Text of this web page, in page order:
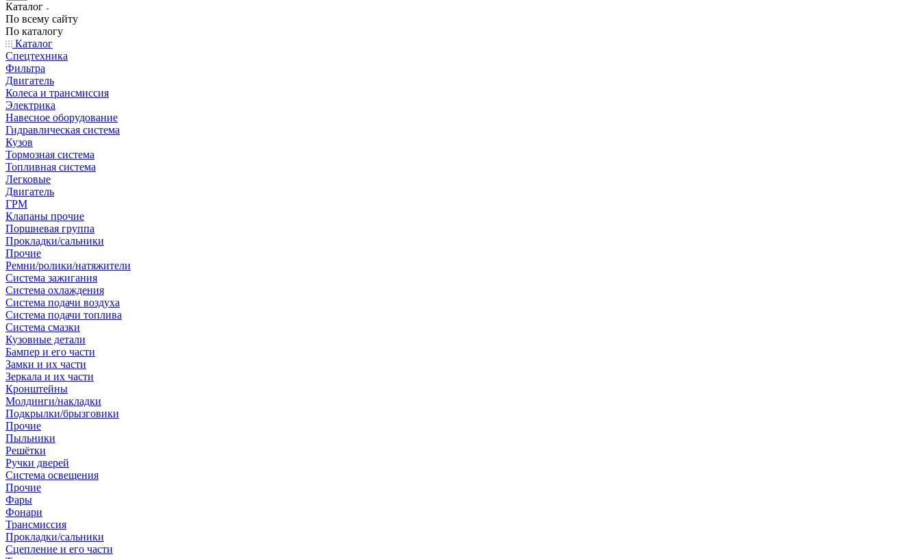
Каталог
По всему сайту
По каталогу
Каталог
Спецтехника
Фильтра
Двигатель
Колеса и трансмиссия
Электрика
Навесное оборудование
Гидравлическая система
Кузов
Тормозная система
Топливная система
Легковые
Двигатель
ГРМ
Клапаны прочие
Поршневая группа
Прокладки/сальники
Прочие
Ремни/ролики/натяжители
Система зажигания
Система охлаждения
Система подачи воздуха
Система подачи топлива
Система смазки
Кузовные детали
Бампер и его части
Замки и их части
Зеркала и их части
Кронштейны
Молдинги/накладки
Подкрылки/брызговики
Прочие
Пыльники
Решётки
Ручки дверей
Система освещения
Прочие
Фары
Фонари
Трансмиссия
Прокладки/сальники
Сцепление и его части